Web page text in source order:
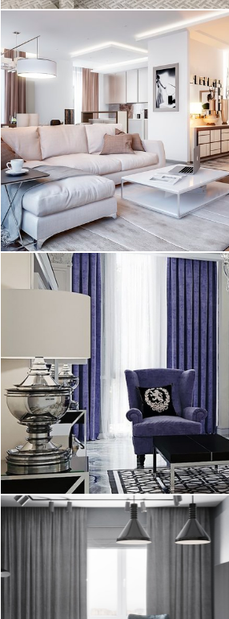
Дизайнерский ремонт квартиры под
ключ в ЖК "Парадный
квартал". Отделка и ...
квартира, 145 м
24.01.2017
Дизайн квартиры в ЖК "Империал",
выполненный дизайнером Студии
Жилья - Виктором Мойса. Интерьер ...
квартира, 127 м
20.01.2017
ЖК «Богемия», выполненный в
стиле лофт (loft). Над ...